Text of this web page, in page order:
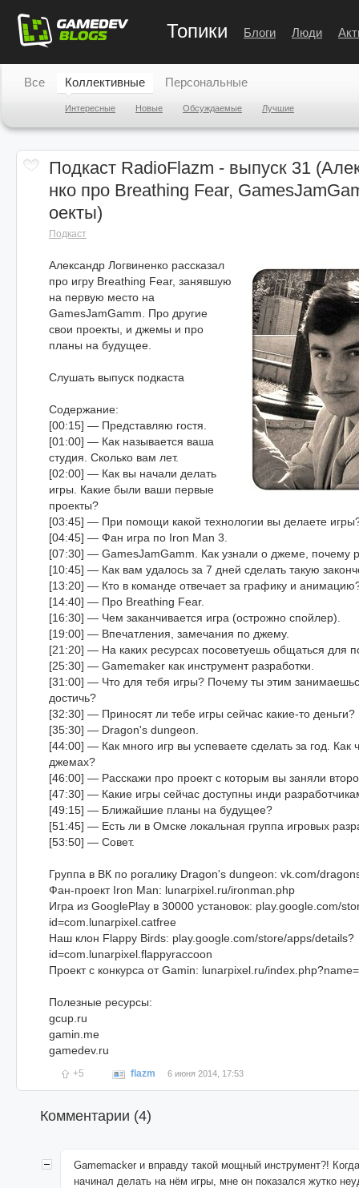
Топики Блоги Люди
Все Коллективные
Интересные Новые Обсуждаемые Лучшие
Персональные
Подкаст RadioFlazm - выпуск 31
нко про Breathing Fear,
оекты)
Подкаст
Александр Логвиненко рассказал
про игру Breathing Fear, занявшую
на первую место на
GamesJamGamm. Про другие
свои проекты, и джемы и про
планы на будущее.
Слушать выпуск подкаста
Содержание:
[00:15] — Представляю гостя.
[01:00] — Как называется ваша
студия. Сколько вам лет.
[02:00] — Как вы начали делать
игры. Какие были ваши первые
проекты?
[03:45] — При помощи какой технологии вы делаете
[04:45] — Фан игра по Iron Man 3.
[07:30] — GamesJamGamm. Как узнали о джеме, почему
[10:45] — Как вам удалось за 7 дней сделать такую
[13:20] — Кто в команде отвечает за графику и
[14:40] — Про Breathing Fear.
[16:30] — Чем заканчивается игра (острожно спойлер).
[19:00] — Впечатления, замечания по джему.
[21:20] — На каких ресурсах посоветуешь общаться для
[25:30] — Gamemaker как инструмент разработки.
[31:00] — Что для тебя игры? Почему ты этим
достичь?
[32:30] — Приносят ли тебе игры сейчас какие-то деньги?
[35:30] — Dragon's dungeon.
[44:00] — Как много игр вы успеваете сделать за год. Как
джемах?
[46:00] — Расскажи про проект с которым вы заняли
[47:30] — Какие игры сейчас доступны инди
[49:15] — Ближайшие планы на будущее?
[51:45] — Есть ли в Омске локальная группа игровых
[53:50] — Совет.
Группа в ВК по рогалику Dragon's dungeon: vk.com/
Фан-проект Iron Man: lunarpixel.ru/ironman.php
Игра из GooglePlay в 30000 установок: play.google.com/
id=com.lunarpixel.catfree
Наш клон Flappy Birds: play.google.com/store/apps/details?
id=com.lunarpixel.flappyraccoon
Проект с конкурса от Gamin: lunarpixel.ru/
Полезные ресурсы:
gcup.ru
gamin.me
gamedev.ru
+5 flazm 6 июня 2014, 17:53
Комментарии (4)
Gamemacker и вправду такой мощный инструмент?!
начинал делать на нём игры, мне он показался жутко